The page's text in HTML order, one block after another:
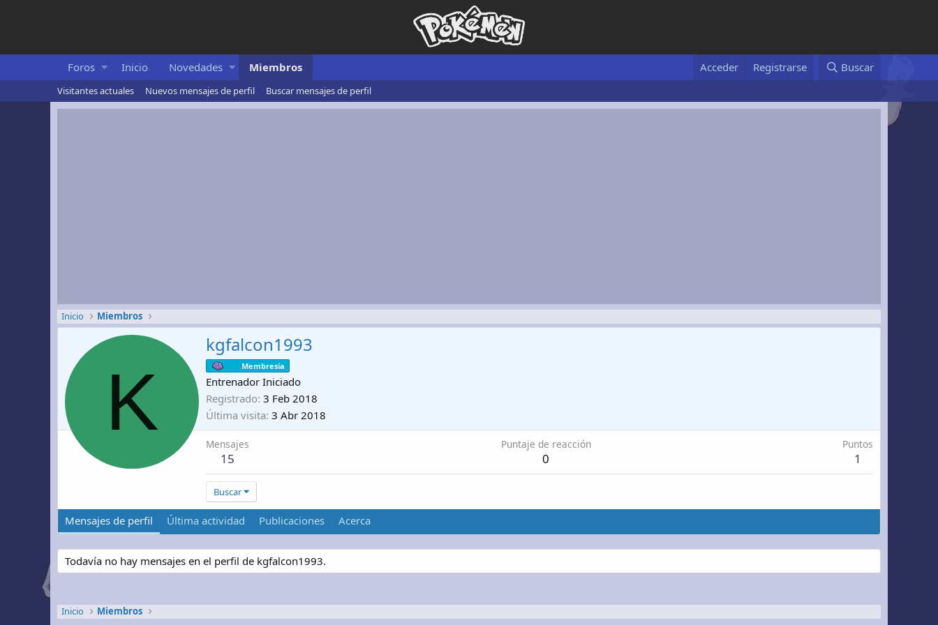
Foros Inicio Novedades Miembros Acceder Registrarse Buscar
Visitantes actuales Nuevos mensajes de perfil Buscar mensajes de perfil
Inicio Miembros
K
kgfalcon1993
Membresía
Entrenador Iniciado
Registrado 3 Feb 2018
Última visita 3 Abr 2018
Mensajes
15
Puntaje de reacción
0
Puntos
1
Buscar
Mensajes de perfil Última actividad Publicaciones Acerca
Todavía no hay mensajes en el perfil de kgfalcon1993.
Inicio Miembros